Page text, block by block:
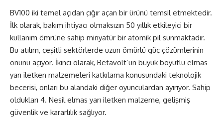
BV100 iki temel açıdan çığır açan bir ürünü temsil etmektedir.
İlk olarak, bakım ihtiyacı olmaksızın 50 yıllık etkileyici bir
kullanım ömrüne sahip minyatür bir atomik pil sunmaktadır.
Bu atılım, çeşitli sektörlerde uzun ömürlü güç çözümlerinin
önünü açıyor. İkinci olarak, Betavolt’un büyük boyutlu elmas
yarı iletken malzemeleri katkılama konusundaki teknolojik
becerisi, onları bu alandaki diğer oyunculardan ayırıyor. Sahip
oldukları 4. Nesil elmas yarı iletken malzeme, gelişmiş
güvenlik ve kararlılık sağlıyor.